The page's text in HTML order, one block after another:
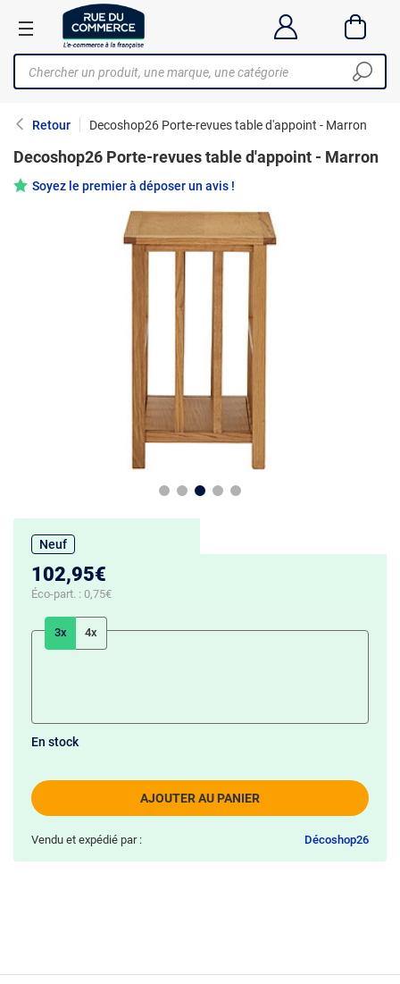
Retour Decoshop26 Porte-revues table d'appoint - Marron
Decoshop26 Porte-revues table d'appoint - Marron
Soyez le premier à déposer un avis !
Neuf
102,95€
Éco-part. : 0,75€
3x 4x
AJOUTER AU PANIER
En stock
Vendu et expédié par : Décoshop26